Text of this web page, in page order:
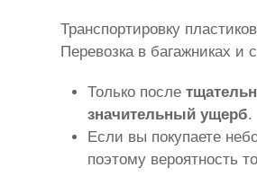
Транспортировку
Перевозка в багажниках и
Только после
значительный ущерб.
Если вы покупаете
поэтому вероятность